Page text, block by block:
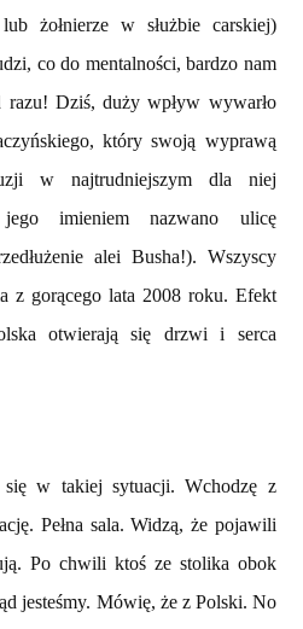
żołnierze w służbie carskiej)
co do mentalności, bardzo nam
Dziś, duży wpływ wywarło
który swoją wyprawą
w najtrudniejszym dla niej
imieniem nazwano ulicę
alei Busha!). Wszyscy
z gorącego lata 2008 roku. Efekt
otwierają się drzwi i serca
się w takiej sytuacji. Wchodzę z
Pełna sala. Widzą, że pojawili
Po chwili ktoś ze stolika obok
jesteśmy. Mówię, że z Polski. No